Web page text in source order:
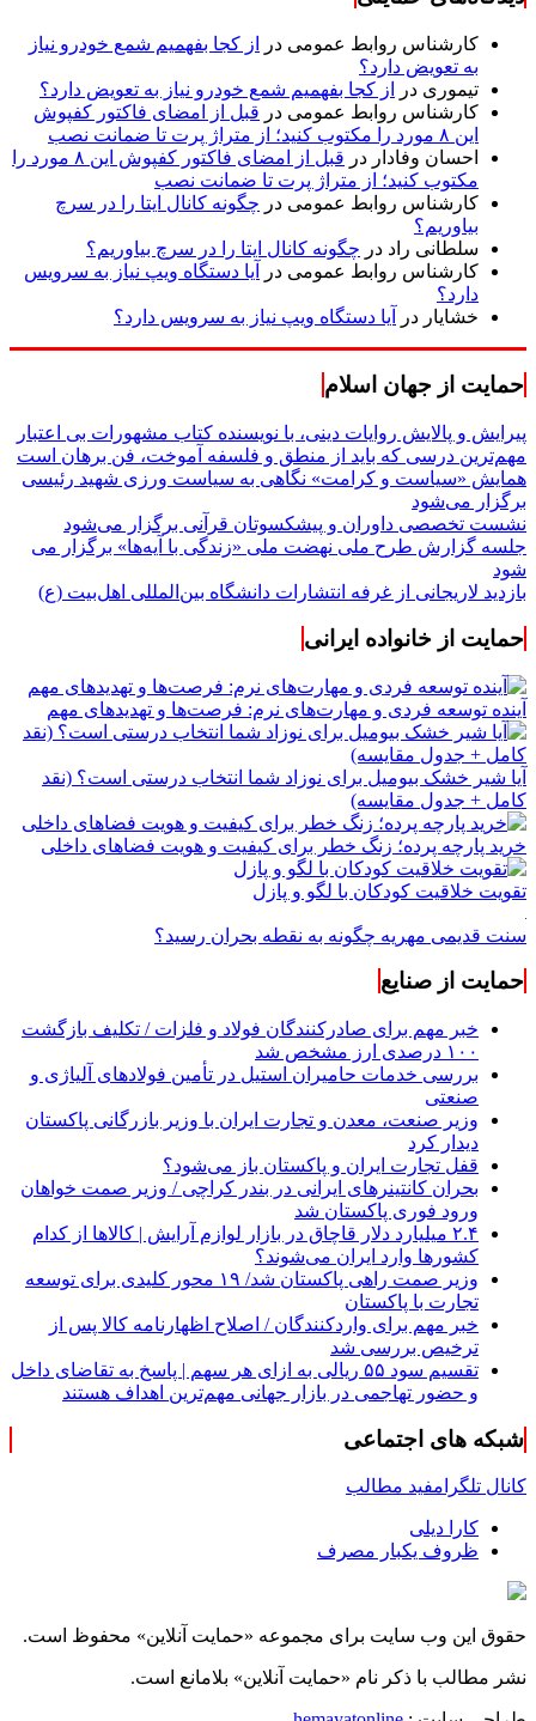
کارشناس روابط عمومی در
از کجا بفهمیم شمع خودرو نیاز
به تعویض دارد؟
تیموری در
از کجا بفهمیم شمع خودرو نیاز به تعویض دارد؟
کارشناس روابط عمومی در قبل از امضای فاکتور کفپوش
این ۸ مورد را مکتوب کنید؛ از متراژ پرت تا ضمانت نصب
احسان وفادار در
قبل از امضای فاکتور کفپوش این ۸ مورد را
مکتوب کنید؛ از متراژ پرت تا ضمانت نصب
کارشناس روابط عمومی در چگونه کانال ایتا را در سرچ
بیاوریم؟
سلطانی راد در چگونه کانال ایتا را در سرچ بیاوریم؟
کارشناس روابط عمومی در
آیا دستگاه ویپ نیاز به سرویس
دارد؟
خشایار در آیا دستگاه ویپ نیاز به سرویس دارد؟
حمایت از جهان اسلام
پیرایش و پالایش روایات دینی، با نویسنده کتاب مشهورات بی اعتبار
مهم‌ترین درسی که باید از منطق و فلسفه آموخت، فن برهان است
همایش «سیاست و کرامت» نگاهی به سیاست ورزی شهید رئیسی
برگزار می‌شود
نشست تخصصی داوران و پیشکسوتان قرآنی برگزار می‌شود
جلسه گزارش طرح ملی نهضت ملی «زندگی با آیه‌ها» برگزار می
شود
بازدید لاریجانی از غرفه انتشارات دانشگاه بین‌المللی اهل‌بیت (ع)
حمایت از خانواده ایرانی
آینده توسعه فردی و مهارت‌های نرم: فرصت‌ها و تهدیدهای مهم
آیا شیر خشک بیومیل برای نوزاد شما انتخاب درستی است؟ (نقد
کامل + جدول مقایسه)
خرید پارچه پرده؛ زنگ خطر برای کیفیت و هویت فضاهای داخلی
تقویت خلاقیت کودکان با لگو و پازل
سنت قدیمی مهریه چگونه به نقطه بحران رسید؟
حمایت از صنایع
خبر مهم برای صادرکنندگان فولاد و فلزات / تکلیف بازگشت
۱۰۰ درصدی ارز مشخص شد
بررسی خدمات حامیران استیل در تأمین فولادهای آلیاژی و
صنعتی
وزیر صنعت، معدن و تجارت ایران با وزیر بازرگانی پاکستان
دیدار کرد
قفل تجارت ایران و پاکستان باز می‌شود؟
بحران کانتینر‌های ایرانی در بندر کراچی / وزیر صمت خواهان
ورود فوری پاکستان شد
۲.۴ میلیارد دلار قاچاق در بازار لوازم آرایش | کالاها از کدام
کشورها وارد ایران می‌شوند؟
وزیر صمت راهی پاکستان شد/ ۱۹ محور کلیدی برای توسعه
تجارت با پاکستان
خبر مهم برای واردکنندگان / اصلاح اظهارنامه کالا پس از
ترخیص بررسی شد
تقسیم سود ۵۵ ریالی به ازای هر سهم | پاسخ به تقاضای داخل
و حضور تهاجمی در بازار جهانی مهم‌ترین اهداف هستند
شبکه های اجتماعی
کانال تلگرامفید مطالب
کارا دیلی
ظروف یکبار مصرف
حقوق این وب سایت برای مجموعه «حمایت‌ آنلاین» محفوظ است.
نشر مطالب با ذکر نام «حمایت‌ آنلاین» بلامانع است.